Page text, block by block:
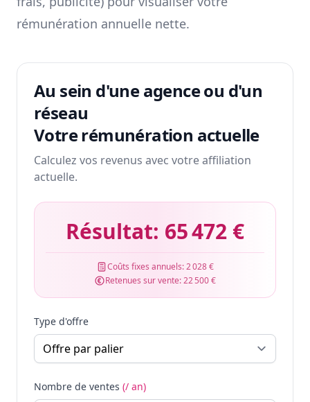
rémunération annuelle nette.
Au sein d'une agence ou d'un
réseau
Votre rémunération actuelle
Calculez vos revenus avec votre affiliation
actuelle.
Résultat: 65 472 €
Coûts fixes annuels:2 028 €
Retenues sur vente:22 500 €
Type d'offre
Nombre de ventes (/ an)